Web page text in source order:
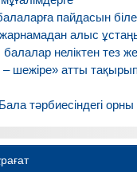
пайдасын біле
алыс
неліктен тез
– шежіре» атты
тәрбиесіндегі орны